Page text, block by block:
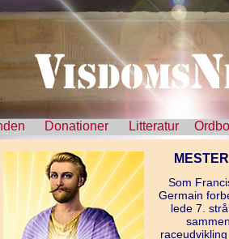
Donationer Litteratur
Som
Germain
lede 7.